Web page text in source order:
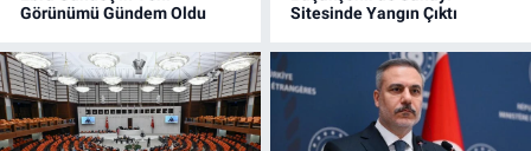
Görünümü Gündem Oldu
Sitesinde Yangın Çıktı